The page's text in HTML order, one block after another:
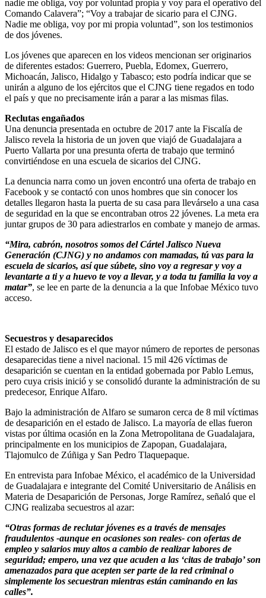
nadie me obliga, voy por voluntad propia y voy para el operativo del
Comando Calavera”; “Voy a trabajar de sicario para el CJNG.
Nadie me obliga, voy por mi propia voluntad”, son los testimonios
de dos jóvenes.
Los jóvenes que aparecen en los videos mencionan ser originarios
de diferentes estados: Guerrero, Puebla, Edomex, Guerrero,
Michoacán, Jalisco, Hidalgo y Tabasco; esto podría indicar que se
unirán a alguno de los ejércitos que el CJNG tiene regados en todo
el país y que no precisamente irán a parar a las mismas filas.
Reclutas engañados
Una denuncia presentada en octubre de 2017 ante la Fiscalía de
Jalisco revela la historia de un joven que viajó de Guadalajara a
Puerto Vallarta por una presunta oferta de trabajo que terminó
convirtiéndose en una escuela de sicarios del CJNG.
La denuncia narra como un joven encontró una oferta de trabajo en
Facebook y se contactó con unos hombres que sin conocer los
detalles llegaron hasta la puerta de su casa para llevárselo a una casa
de seguridad en la que se encontraban otros 22 jóvenes. La meta era
juntar grupos de 30 para adiestrarlos en combate y manejo de armas.
“Mira, cabrón, nosotros somos del Cártel Jalisco Nueva
Generación (CJNG) y no andamos con mamadas, tú vas para la
escuela de sicarios, así que súbete, sino voy a regresar y voy a
levantarte a ti y a huevo te voy a llevar, y a toda tu familia la voy a
matar”, se lee en parte de la denuncia a la que Infobae México tuvo
acceso.
Secuestros y desaparecidos
El estado de Jalisco es el que mayor número de reportes de personas
desaparecidas tiene a nivel nacional. 15 mil 426 víctimas de
desaparición se cuentan en la entidad gobernada por Pablo Lemus,
pero cuya crisis inició y se consolidó durante la administración de su
predecesor, Enrique Alfaro.
Bajo la administración de Alfaro se sumaron cerca de 8 mil víctimas
de desaparición en el estado de Jalisco. La mayoría de ellas fueron
vistas por última ocasión en la Zona Metropolitana de Guadalajara,
principalmente en los municipios de Zapopan, Guadalajara,
Tlajomulco de Zúñiga y San Pedro Tlaquepaque.
En entrevista para Infobae México, el académico de la Universidad
de Guadalajara e integrante del Comité Universitario de Análisis en
Materia de Desaparición de Personas, Jorge Ramírez, señaló que el
CJNG realizaba secuestros al azar:
“Otras formas de reclutar jóvenes es a través de mensajes
fraudulentos -aunque en ocasiones son reales- con ofertas de
empleo y salarios muy altos a cambio de realizar labores de
seguridad; empero, una vez que acuden a las ‘citas de trabajo’ son
amenazados para que acepten ser parte de la red criminal o
simplemente los secuestran mientras están caminando en las
calles”.